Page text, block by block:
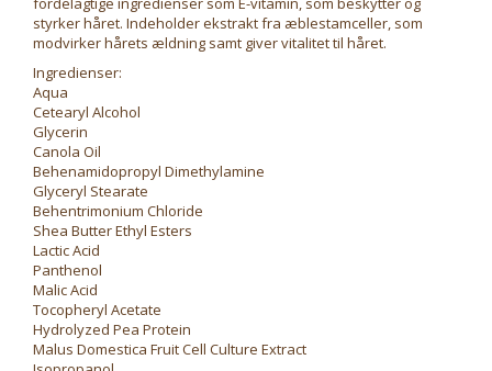
styrker håret. Indeholder ekstrakt fra æblestamceller, som
modvirker hårets ældning samt giver vitalitet til håret.
Ingredienser:
Aqua
Cetearyl Alcohol
Glycerin
Canola Oil
Behenamidopropyl Dimethylamine
Glyceryl Stearate
Behentrimonium Chloride
Shea Butter Ethyl Esters
Lactic Acid
Panthenol
Malic Acid
Tocopheryl Acetate
Hydrolyzed Pea Protein
Malus Domestica Fruit Cell Culture Extract